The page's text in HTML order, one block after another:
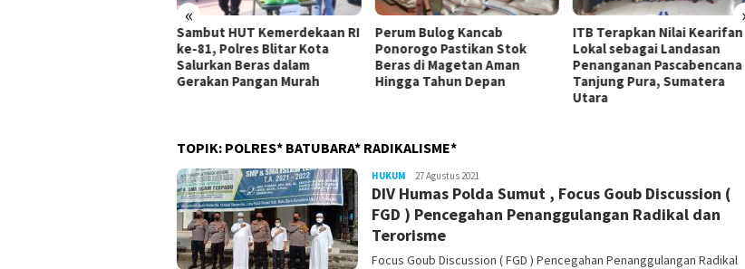
«
Sambut HUT Kemerdekaan RI
ke-81, Polres Blitar Kota
Salurkan Beras dalam
Gerakan Pangan Murah
Perum Bulog Kancab
Ponorogo Pastikan Stok
Beras di Magetan Aman
Hingga Tahun Depan
ITB Terapkan Nilai Kearifan
Lokal sebagai Landasan
Penanganan Pascabencana di
Tanjung Pura, Sumatera
Ponorogo
Budaya 19
Jadi ke-
TOPIK: POLRES* BATUBARA* RADIKALISME*
HUKUM LilikAbdi
27 Agustus 2021
DIV Humas Polda Sumut , Focus Goub Discussion (
FGD ) Pencegahan Penanggulangan Radikal dan
Terorisme
Focus Goub Discussion ( FGD ) Pencegahan Penanggulangan Radikal